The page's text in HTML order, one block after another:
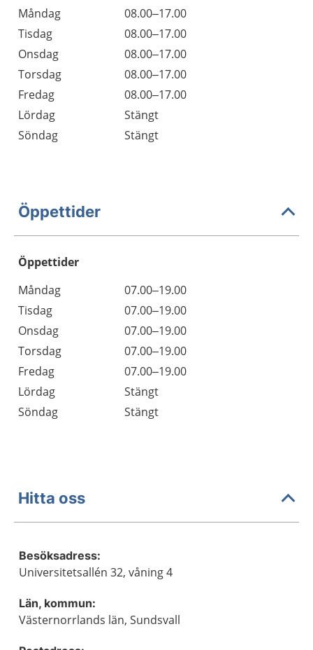
Måndag
08.00–17.00
Tisdag
08.00–17.00
Onsdag
08.00–17.00
Torsdag
08.00–17.00
Fredag
08.00–17.00
Lördag
Stängt
Söndag
Stängt
Öppettider
Öppettider
Dag
Öppettider
Kommentarer
Måndag
07.00–19.00
Tisdag
07.00–19.00
Onsdag
07.00–19.00
Torsdag
07.00–19.00
Fredag
07.00–19.00
Lördag
Stängt
Söndag
Stängt
Hitta oss
Besöksadress:
Universitetsallén 32, våning 4
Län, kommun:
Västernorrlands län, Sundsvall